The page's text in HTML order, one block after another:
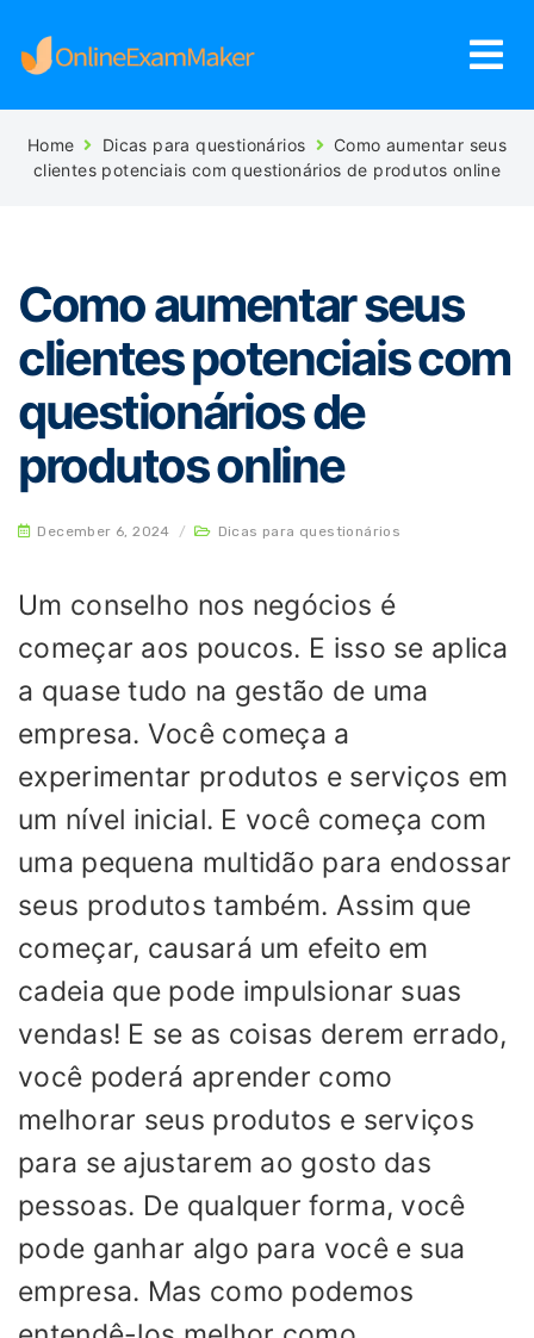
Home Dicas para questionários
Como aumentar seus
clientes potenciais com questionários de produtos online
Como aumentar seus
clientes potenciais com
questionários de
produtos online
December 6, 2024 / Dicas para questionários
Um conselho nos negócios é
começar aos poucos. E isso se aplica
a quase tudo na gestão de uma
empresa. Você começa a
experimentar produtos e serviços em
um nível inicial. E você começa com
uma pequena multidão para endossar
seus produtos também. Assim que
começar, causará um efeito em
cadeia que pode impulsionar suas
vendas! E se as coisas derem errado,
você poderá aprender como
melhorar seus produtos e serviços
para se ajustarem ao gosto das
pessoas. De qualquer forma, você
pode ganhar algo para você e sua
empresa. Mas como podemos